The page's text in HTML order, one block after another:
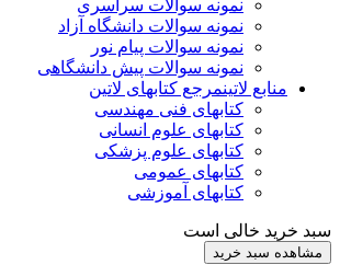
نمونه سوالات سراسری
نمونه سوالات دانشگاه آزاد
نمونه سوالات پیام نور
نمونه سوالات پیش دانشگاهی
منابع لاتینمرجع کتابهای لاتین
کتابهای فنی مهندسی
کتابهای علوم انسانی
کتابهای علوم پزشکی
کتابهای عمومی
کتابهای آموزشی
سبد خرید خالی است